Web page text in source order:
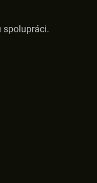
spolupráci.